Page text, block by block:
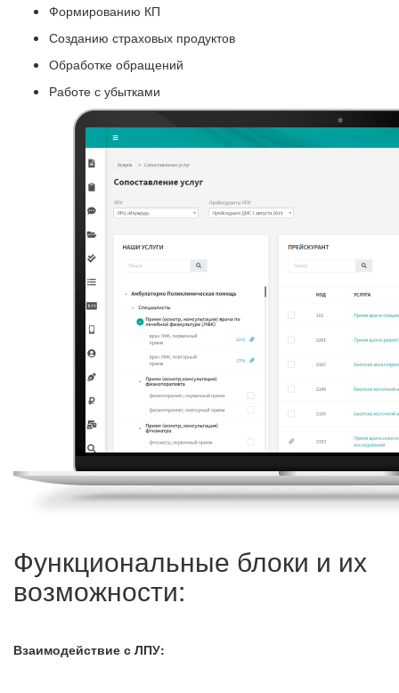
Формированию КП
Созданию страховых продуктов
Обработке обращений
Работе с убытками
Функциональные блоки и их
возможности:
Взаимодействие с ЛПУ: